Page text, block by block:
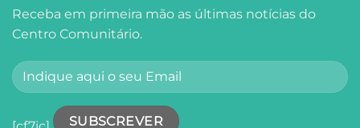
Dia
de
os
Segredos
e
Receba em primeira mão as últimas notícias do
Centro Comunitário.